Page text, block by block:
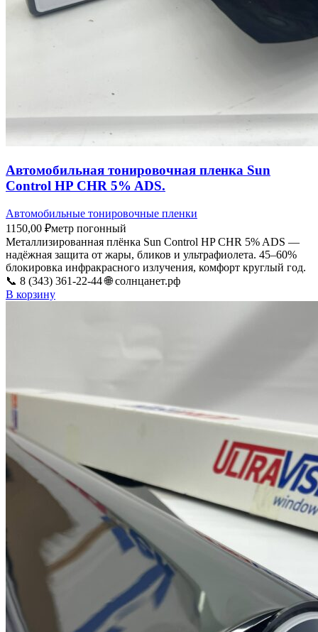
Автомобильная тонировочная пленка Sun
Control HP CHR 5% ADS.
Автомобильные тонировочные пленки
1150,00 ₽метр погонный
Металлизированная плёнка Sun Control HP CHR 5% ADS —
надёжная защита от жары, бликов и ультрафиолета. 45–60%
блокировка инфракрасного излучения, комфорт круглый год.
📞 8 (343) 361-22-44 🌐 солнцанет.рф
В корзину